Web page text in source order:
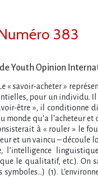
383
Youth Opinion
« savoir-acheter »
pour un individu.
être », il conditionne
qu’a l’acheteur
à « rouler » le
et un vaincu – découle
l’intelligence
le qualitatif, etc.). On
(1).